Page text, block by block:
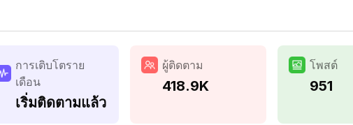
การเติบโตราย
เดือน
เริ่มติดตามแล้ว
ผู้ติดตาม
418.9K
โพสต์
951